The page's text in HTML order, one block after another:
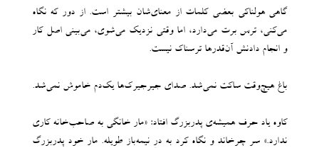
گاهی هولناکی بعضی کلمات از معنای‌شان بیشتر است. از دور که نگاه
می‌کنی، ترس برت می‌دارد، اما وقتی نزدیک می‌شوی، می‌بینی اصل کار
و انجام دادنش آن‌قدرها ترسناک نیست.
باغ هیچ‌وقت ساکت نمی‌شد. صدای جیرجیرک‌ها یک‌دم خاموش نمی‌شد.
کاوه یاد حرف همیشه‌ی پدربزرگ افتاد: «مار خانگی به صاحب‌خانه کاری
ندارد.» سر چرخاند و نگاه کرد به درِ نیمه‌باز طویله. مار خود پدربزرگ